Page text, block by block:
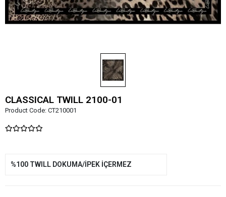
CLASSICAL TWILL 2100-01
Product Code: CT210001
%100 TWILL DOKUMA/İPEK İÇERMEZ